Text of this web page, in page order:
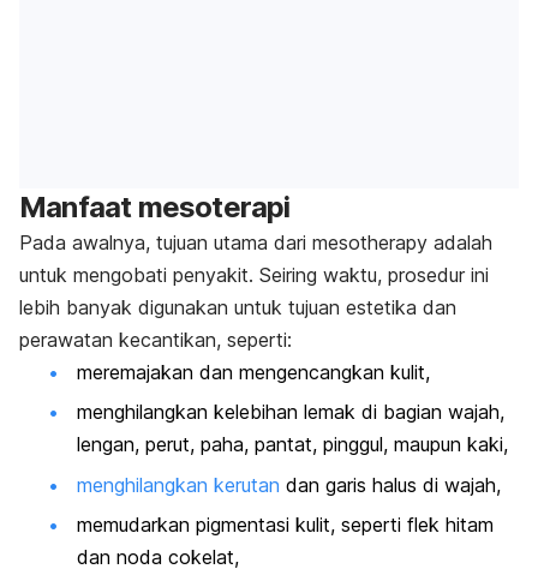
Manfaat mesoterapi
Pada awalnya, tujuan utama dari mesotherapy adalah
untuk mengobati penyakit. Seiring waktu, prosedur ini
lebih banyak digunakan untuk tujuan estetika dan
perawatan kecantikan, seperti:
meremajakan dan mengencangkan kulit,
menghilangkan kelebihan lemak di bagian wajah,
lengan, perut, paha, pantat, pinggul, maupun kaki,
menghilangkan kerutan dan garis halus di wajah,
memudarkan pigmentasi kulit, seperti flek hitam
dan noda cokelat,